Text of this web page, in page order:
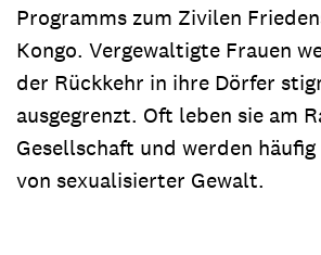
Programms zum Zivilen
Kongo. Vergewaltigte Frauen
der Rückkehr in ihre Dörfer
ausgegrenzt. Oft leben sie am
Gesellschaft und werden
von sexualisierter Gewalt.